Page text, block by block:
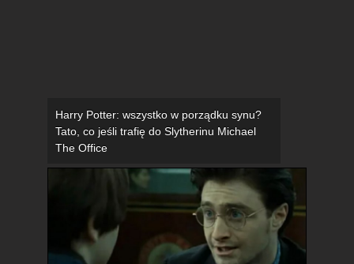
Harry Potter: wszystko w porządku synu?
Tato, co jeśli trafię do Slytherinu Michael
The Office